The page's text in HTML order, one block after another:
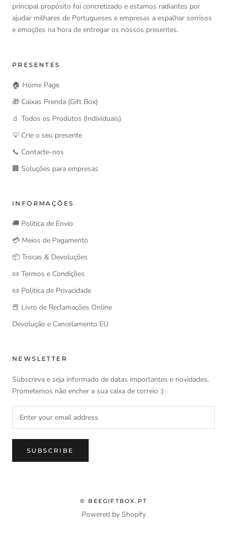
principal propósito foi concretizado e estamos radiantes por
ajudar milhares de Portugueses e empresas a espalhar sorrisos
e emoções na hora de entregar os nossos presentes.
PRESENTES
🏠 Home Page
🎁 Caixas Prenda (Gift Box)
🧃 Todos os Produtos (Individuais)
💡 Crie o seu presente
📞 Contacte-nos
🏢 Soluções para empresas
INFORMAÇÕES
🚚 Politica de Envio
💳 Meios de Pagamento
📦 Trocas & Devoluções
📜 Termos e Condições
📜 Politica de Privacidade
📕 Livro de Reclamações Online
Devolução e Cancelamento EU
NEWSLETTER
Subscreva e seja informado de datas importantes e novidades.
Prometemos não encher a sua caixa de correio :)
SUBSCRIBE
© BEEGIFTBOX.PT
Powered by Shopify